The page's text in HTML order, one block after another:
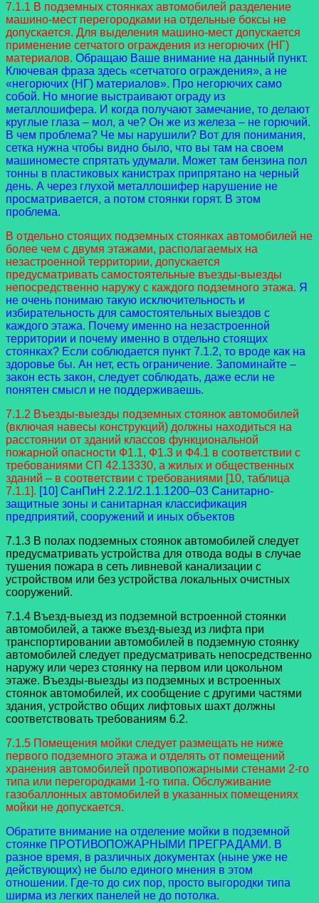
7.1.1 В подземных стоянках автомобилей разделение
машино-мест перегородками на отдельные боксы не
допускается. Для выделения машино-мест допускается
применение сетчатого ограждения из негорючих (НГ)
материалов. Обращаю Ваше внимание на данный пункт.
Ключевая фраза здесь «сетчатого ограждения», а не
«негорючих (НГ) материалов». Про негорючих само
собой. Но многие выстраивают ограду из
металлошифера. И когда получают замечание, то делают
круглые глаза – мол, а че? Он же из железа – не горючий.
В чем проблема? Че мы нарушили? Вот для понимания,
сетка нужна чтобы видно было, что вы там на своем
машиноместе спрятать удумали. Может там бензина пол
тонны в пластиковых канистрах припрятано на черный
день. А через глухой металлошифер нарушение не
просматривается, а потом стоянки горят. В этом
проблема.
В отдельно стоящих подземных стоянках автомобилей не
более чем с двумя этажами, располагаемых на
незастроенной территории, допускается
предусматривать самостоятельные въезды-выезды
непосредственно наружу с каждого подземного этажа. Я
не очень понимаю такую исключительность и
избирательность для самостоятельных выездов с
каждого этажа. Почему именно на незастроенной
территории и почему именно в отдельно стоящих
стоянках? Если соблюдается пункт 7.1.2, то вроде как на
здоровье бы. Ан нет, есть ограничение. Запоминайте –
закон есть закон, следует соблюдать, даже если не
понятен смысл и не поддерживаешь.
7.1.2 Въезды-выезды подземных стоянок автомобилей
(включая навесы конструкций) должны находиться на
расстоянии от зданий классов функциональной
пожарной опасности Ф1.1, Ф1.3 и Ф4.1 в соответствии с
требованиями СП 42.13330, а жилых и общественных
зданий – в соответствии с требованиями [10, таблица
7.1.1]. [10] СанПиН 2.2.1/2.1.1.1200–03 Санитарно-
защитные зоны и санитарная классификация
предприятий, сооружений и иных объектов
7.1.3 В полах подземных стоянок автомобилей следует
предусматривать устройства для отвода воды в случае
тушения пожара в сеть ливневой канализации с
устройством или без устройства локальных очистных
сооружений.
7.1.4 Въезд-выезд из подземной встроенной стоянки
автомобилей, а также въезд-выезд из лифта при
транспортировании автомобилей в подземную стоянку
автомобилей следует предусматривать непосредственно
наружу или через стоянку на первом или цокольном
этаже. Въезды-выезды из подземных и встроенных
стоянок автомобилей, их сообщение с другими частями
здания, устройство общих лифтовых шахт должны
соответствовать требованиям 6.2.
7.1.5 Помещения мойки следует размещать не ниже
первого подземного этажа и отделять от помещений
хранения автомобилей противопожарными стенами 2-го
типа или перегородками 1-го типа. Обслуживание
газобаллонных автомобилей в указанных помещениях
мойки не допускается.
Обратите внимание на отделение мойки в подземной
стоянке ПРОТИВОПОЖАРНЫМИ ПРЕГРАДАМИ. В
разное время, в различных документах (ныне уже не
действующих) не было единого мнения в этом
отношении. Где-то до сих пор, просто выгородки типа
ширма из легких панелей не до потолка.